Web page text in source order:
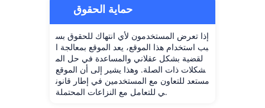
حماية الحقوق
إذا تعرض المستخدمون لأي انتهاك للحقوق بس
بب استخدام هذا الموقع، يعد الموقع بمعالجة ا
لقضية بشكل عقلاني والمساعدة في حل الم
شكلات ذات الصلة. وهذا يشير إلى أن الموقع
مستعد للتعاون مع المستخدمين في إطار قانون
ي للتعامل مع النزاعات المحتملة.